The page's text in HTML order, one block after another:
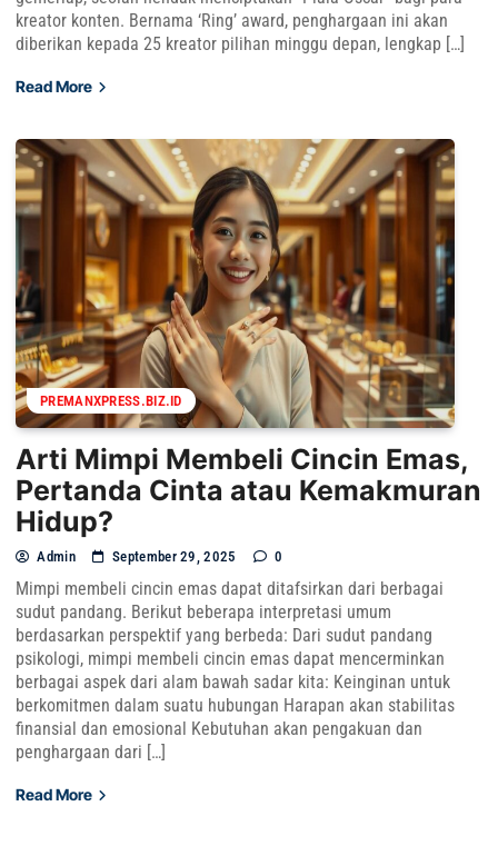
kreator konten. Bernama ‘Ring’ award, penghargaan ini akan
diberikan kepada 25 kreator pilihan minggu depan, lengkap […]
Read More
PREMANXPRESS.BIZ.ID
Arti Mimpi Membeli Cincin Emas,
Pertanda Cinta atau Kemakmuran
Hidup?
Admin September 29, 2025 0
Mimpi membeli cincin emas dapat ditafsirkan dari berbagai
sudut pandang. Berikut beberapa interpretasi umum
berdasarkan perspektif yang berbeda: Dari sudut pandang
psikologi, mimpi membeli cincin emas dapat mencerminkan
berbagai aspek dari alam bawah sadar kita: Keinginan untuk
berkomitmen dalam suatu hubungan Harapan akan stabilitas
finansial dan emosional Kebutuhan akan pengakuan dan
penghargaan dari […]
Read More